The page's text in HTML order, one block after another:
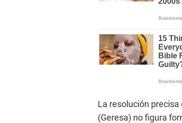
La resolución precisa
(Geresa) no figura